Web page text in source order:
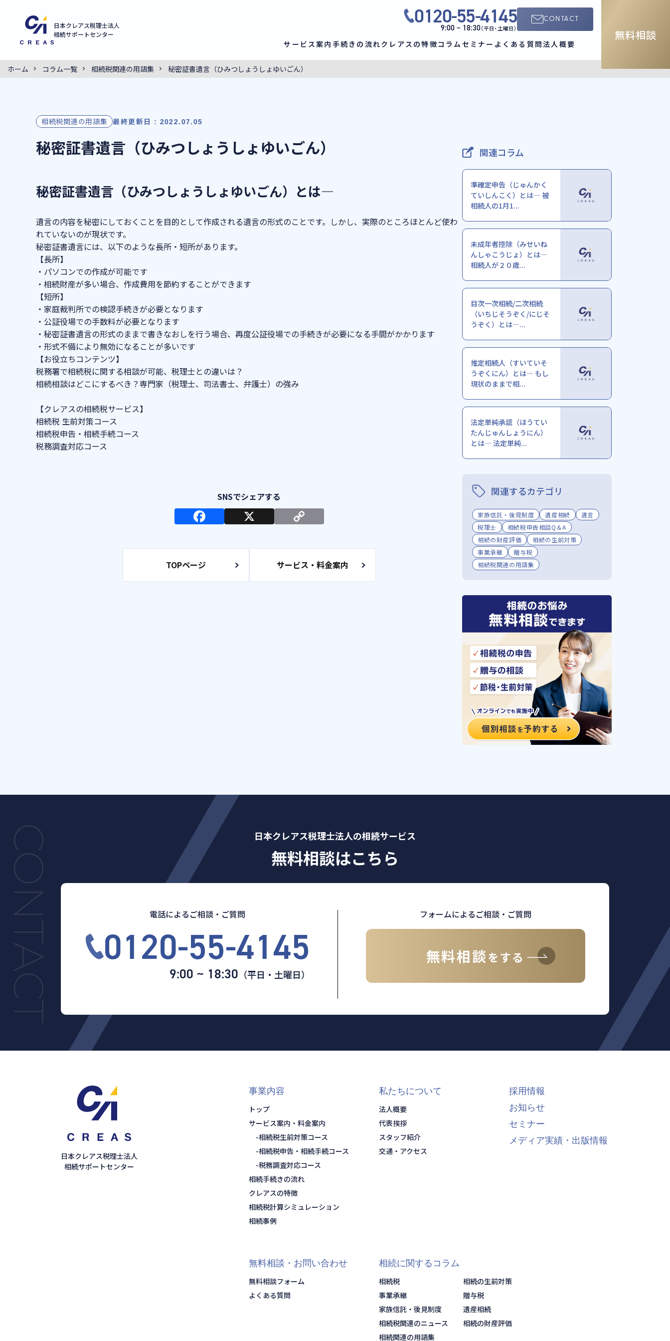
日本クレアス税理士法人
相続サポートセンター
0120-55-4145
9:00 ~ 18:30（平日・土曜日）
CONTACT
サービス案内 手続きの流れクレアスの特徴コラム セミナー よくある質問法人概要
無料相談
ホーム コラム一覧 相続税関連の用語集 秘密証書遺言（ひみつしょうしょゆいごん）
相続税関連の用語集 最終更新日 : 2022.07.05
秘密証書遺言（ひみつしょうしょゆいごん）
秘密証書遺言（ひみつしょうしょゆいごん）とは―
遺言の内容を秘密にしておくことを目的として作成される遺言の形式のことです。しかし、実際のところほとんど使わ
れていないのが現状です。
秘密証書遺言には、以下のような長所・短所があります。
【長所】
・パソコンでの作成が可能です
・相続財産が多い場合、作成費用を節約することができます
【短所】
・家庭裁判所での検認手続きが必要となります
・公証役場での手数料が必要となります
・秘密証書遺言の形式のままで書きなおしを行う場合、再度公証役場での手続きが必要になる手間がかかります
・形式不備により無効になることが多いです
【お役立ちコンテンツ】
税務署で相続税に関する相談が可能、税理士との違いは？
相続相談はどこにするべき？専門家（税理士、司法書士、弁護士）の強み
【クレアスの相続税サービス】
相続税 生前対策コース
相続税申告・相続手続コース
税務調査対応コース
TOPページ サービス・料金案内
関連コラム
準確定申告（じゅんかく
ていしんこく）とは― 被
相続人の1月1...
未成年者控除（みせいね
んしゃこうじょ）とは―
相続人が２０歳...
目次一次相続/二次相続
（いちじそうぞく/にじそ
うぞく）とは―...
推定相続人（すいていそ
うぞくにん）とは― もし
現状のままで相...
法定単純承認（ほうてい
たんじゅんしょうにん）
とは― 法定単純...
関連するカテゴリ
家族信託・後見制度 遺産相続
遺言
税理士
相続税申告相談Q＆A
相続の財産評価
相続の生前対策
事業承継
贈与税
相続税関連の用語集
日本クレアス税理士法人の相続サービス
無料相談はこちら
電話によるご相談・ご質問
0120-55-4145
9:00 ~ 18:30 （平日・土曜日）
フォームによるご相談・ご質問
無料相談をする
日本クレアス税理士法人
相続サポートセンター
事業内容
トップ
サービス案内・料金案内
相続税生前対策コース
相続税申告・相続手続コース
税務調査対応コース
相続手続きの流れ
クレアスの特徴
相続税計算シミュレーション
相続事例
私たちについて
法人概要
代表挨拶
スタッフ紹介
交通・アクセス
採用情報
お知らせ
セミナー
メディア実績・出版情報
無料相談・お問い合わせ
無料相談フォーム
よくある質問
相続に関するコラム
相続税
相続の生前対策
事業承継
贈与税
家族信託・後見制度
遺産相続
相続税関連のニュース
相続の財産評価
相続関連の用語集